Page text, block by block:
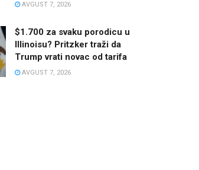
AVGUST 7, 2026
$1.700 za svaku porodicu u
Illinoisu? Pritzker traži da
Trump vrati novac od tarifa
AVGUST 7, 2026